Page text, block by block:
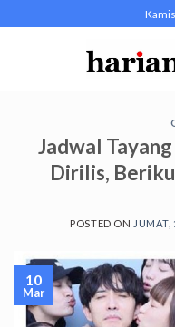
to
Jadwal
Dirilis,
POSTED ON JUMAT,
10
Mar